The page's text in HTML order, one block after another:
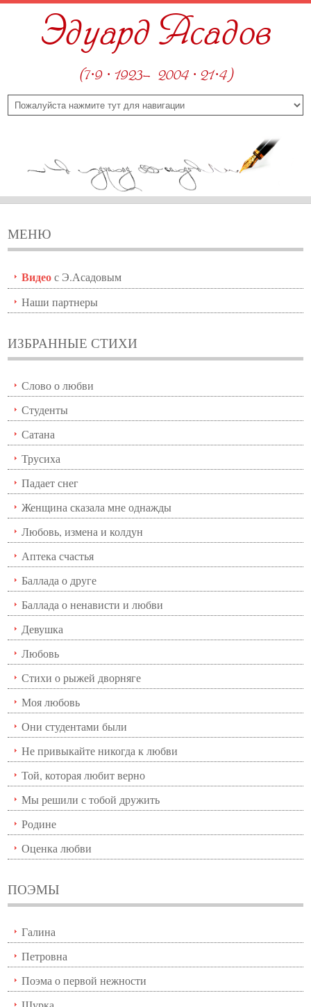
Эдуард Асадов
(7·9 · 1923—2004 · 21·4)
МЕНЮ
Видеос Э.Асадовым
Наши партнеры
ИЗБРАННЫЕ СТИХИ
Слово о любви
Студенты
Сатана
Трусиха
Падает снег
Женщина сказала мне однажды
Любовь, измена и колдун
Аптека счастья
Баллада о друге
Баллада о ненависти и любви
Девушка
Любовь
Стихи о рыжей дворняге
Моя любовь
Они студентами были
Не привыкайте никогда к любви
Той, которая любит верно
Мы решили с тобой дружить
Родине
Оценка любви
ПОЭМЫ
Галина
Петровна
Поэма о первой нежности